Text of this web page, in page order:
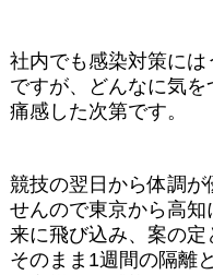
社内でも感染対策に
ですが、どんなに気
痛感した次第です。
競技の翌日から体調が
せんので東京から高知
来に飛び込み、案の
そのまま1週間の隔離